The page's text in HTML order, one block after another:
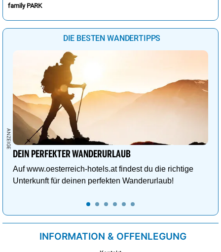
family PARK
DIE BESTEN WANDERTIPPS
DEIN PERFEKTER WANDERURLAUB
Auf www.oesterreich-hotels.at findest du die richtige
Unterkunft für deinen perfekten Wanderurlaub!
INFORMATION & OFFENLEGUNG